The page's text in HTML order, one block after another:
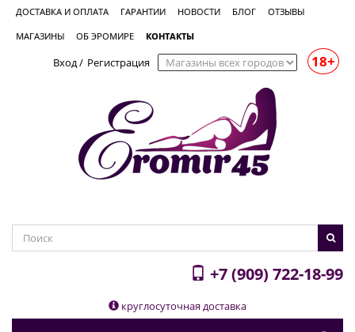
ДОСТАВКА И ОПЛАТА ГАРАНТИИ НОВОСТИ БЛОГ ОТЗЫВЫ
МАГАЗИНЫ ОБ ЭРОМИРЕ КОНТАКТЫ
Вход/ Регистрация 18+
+7 (909) 722-18-99
круглосуточная доставка